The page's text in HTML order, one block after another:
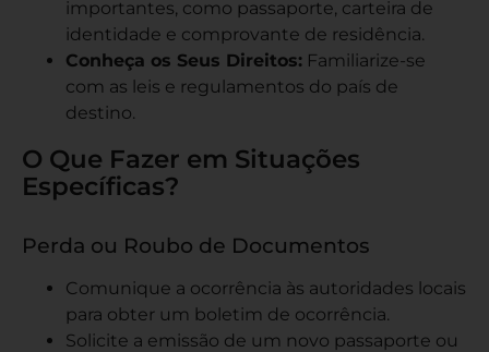
importantes, como passaporte, carteira de
identidade e comprovante de residência.
Conheça os Seus Direitos: Familiarize-se
com as leis e regulamentos do país de
destino.
O Que Fazer em Situações
Específicas?
Perda ou Roubo de Documentos
Comunique a ocorrência às autoridades locais
para obter um boletim de ocorrência.
Solicite a emissão de um novo passaporte ou